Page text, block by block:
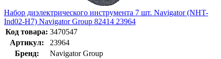
Набор диэлектрического инструмента 7 шт. Navigator (NHT-
Ind02-H7) Navigator Group 82414 23964
Код товара: 3470547
Артикул:
23964
Бренд:
Navigator Group